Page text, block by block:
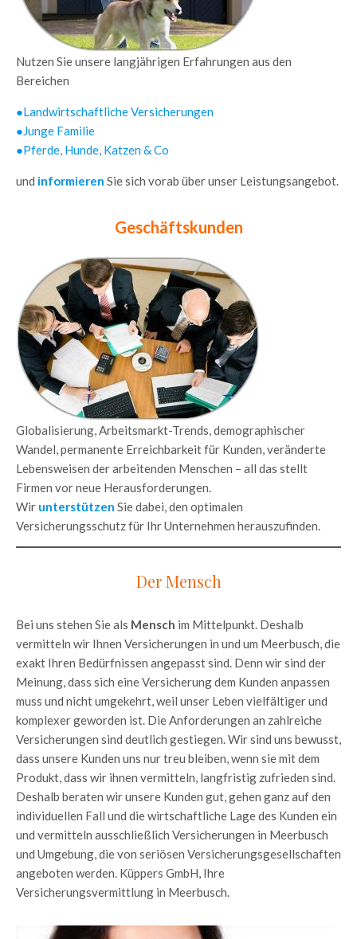
Nutzen Sie unsere langjährigen Erfahrungen aus den
Bereichen
●Landwirtschaftliche Versicherungen
●Junge Familie
●Pferde, Hunde, Katzen & Co
und informieren Sie sich vorab über unser Leistungsangebot.
Geschäftskunden
Globalisierung, Arbeitsmarkt-Trends, demographischer
Wandel, permanente Erreichbarkeit für Kunden, veränderte
Lebensweisen der arbeitenden Menschen – all das stellt
Firmen vor neue Herausforderungen.
Wir unterstützen Sie dabei, den optimalen
Versicherungsschutz für Ihr Unternehmen herauszufinden.
Der Mensch
Bei uns stehen Sie als Mensch im Mittelpunkt. Deshalb
vermitteln wir Ihnen Versicherungen in und um Meerbusch, die
exakt Ihren Bedürfnissen angepasst sind. Denn wir sind der
Meinung, dass sich eine Versicherung dem Kunden anpassen
muss und nicht umgekehrt, weil unser Leben vielfältiger und
komplexer geworden ist. Die Anforderungen an zahlreiche
Versicherungen sind deutlich gestiegen. Wir sind uns bewusst,
dass unsere Kunden uns nur treu bleiben, wenn sie mit dem
Produkt, dass wir ihnen vermitteln, langfristig zufrieden sind.
Deshalb beraten wir unsere Kunden gut, gehen ganz auf den
individuellen Fall und die wirtschaftliche Lage des Kunden ein
und vermitteln ausschließlich Versicherungen in Meerbusch
und Umgebung, die von seriösen Versicherungsgesellschaften
angeboten werden. Küppers GmbH, Ihre
Versicherungsvermittlung in Meerbusch.